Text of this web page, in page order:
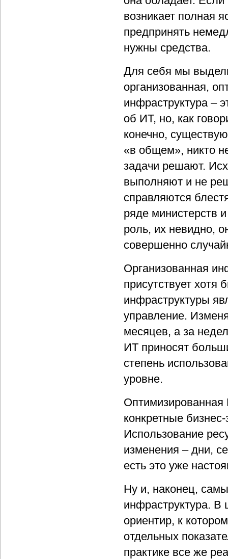
возникает полная
предпринять
нужны средства.
Для себя мы
организованная,
инфраструктура –
об ИТ, но, как
конечно,
«в общем», никто
задачи решают.
выполняют и не
справляются
ряде министерств
роль, их невидно,
совершенно
Организованная
присутствует
инфраструктуры
управление.
месяцев, а за
ИТ приносят
степень
уровне.
Оптимизированная
конкретные
Использование
изменения – дни,
есть это уже
Ну и, наконец,
инфраструктура. В
ориентир, к
отдельных
практике все же